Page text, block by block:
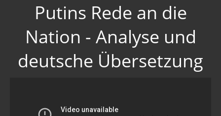
Putins Rede an die
Nation - Analyse und
deutsche Übersetzung